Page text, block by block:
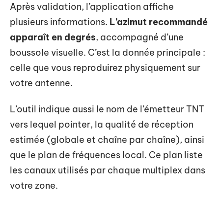
Après validation, l’application affiche
plusieurs informations. L’azimut recommandé
apparaît en degrés, accompagné d’une
boussole visuelle. C’est la donnée principale :
celle que vous reproduirez physiquement sur
votre antenne.
L’outil indique aussi le nom de l’émetteur TNT
vers lequel pointer, la qualité de réception
estimée (globale et chaîne par chaîne), ainsi
que le plan de fréquences local. Ce plan liste
les canaux utilisés par chaque multiplex dans
votre zone.